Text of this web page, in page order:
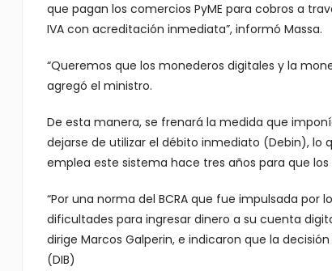
que pagan los comercios PyME para cobros a
IVA con acreditación inmediata”, informó Massa.
“Queremos que los monederos digitales y la
agregó el ministro.
De esta manera, se frenará la medida que
dejarse de utilizar el débito inmediato (Debin), lo
emplea este sistema hace tres años para que
“Por una norma del BCRA que fue impulsada
dificultades para ingresar dinero a su cuenta
dirige Marcos Galperin, e indicaron que la
(DIB)